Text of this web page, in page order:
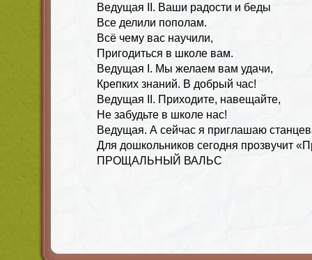
Ведущая II. Ваши радости и беды
Все делили пополам.
Всё чему вас научили,
Пригодиться в школе вам.
Ведущая I. Мы желаем вам удачи,
Крепких знаний. В добрый час!
Ведущая II. Приходите, навещайте,
Не забудьте в школе нас!
Ведущая. А сейчас я приглашаю
Для дошкольников сегодня прозвучит
ПРОЩАЛЬНЫЙ ВАЛЬС